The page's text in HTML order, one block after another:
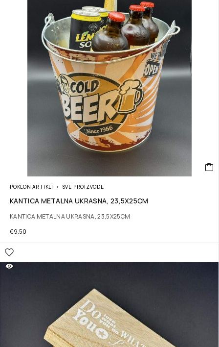
POKLON ARTIKLI SVE PROIZVODE
KANTICA METALNA UKRASNA, 23,5X25CM
KANTICA METALNA UKRASNA, 23,5X25CM
€9.50